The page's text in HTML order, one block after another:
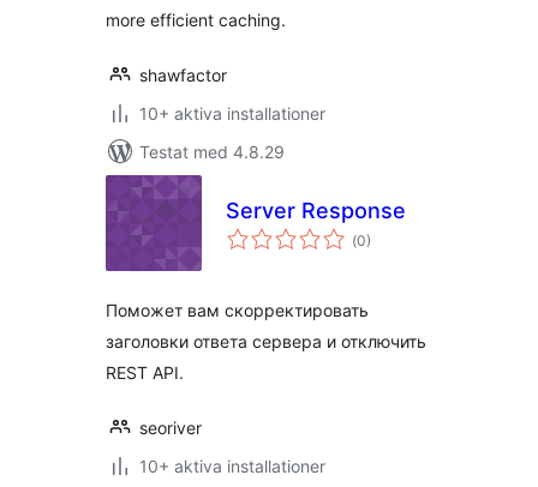
more efficient caching.
shawfactor
10+ aktiva installationer
Testat med 4.8.29
Server Response
(Totalt
antal
0)
Поможет вам скорректировать
заголовки ответа сервера и отключить
REST API.
seoriver
10+ aktiva installationer